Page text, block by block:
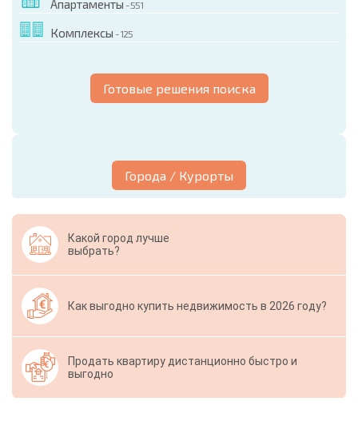
Апартаменты - 551
Комплексы - 125
Готовые решения поиска
Города / Курорты
Какой город лучше
выбрать?
Как выгодно купить недвижимость в 2026 году?
Продать квартиру дистанционно быстро и
выгодно